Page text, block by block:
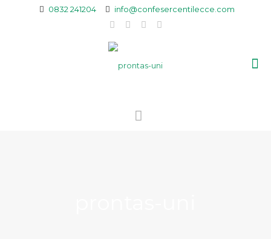
0832 241204 info@confesercentilecce.com